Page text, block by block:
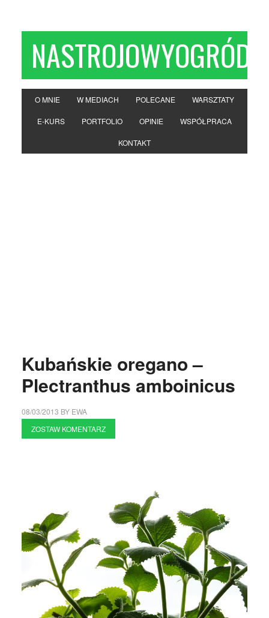
NASTROJOWYOGRÓD
O MNIE W MEDIACH POLECANE WARSZTATY
E-KURS PORTFOLIO OPINIE WSPÓŁPRACA
KONTAKT
Kubańskie oregano –
Plectranthus amboinicus
08/03/2013 BY EWA
ZOSTAW KOMENTARZ